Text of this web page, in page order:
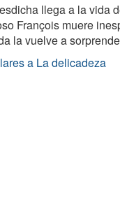
llega a la vida
François muere
la vuelve a
a La delicadeza